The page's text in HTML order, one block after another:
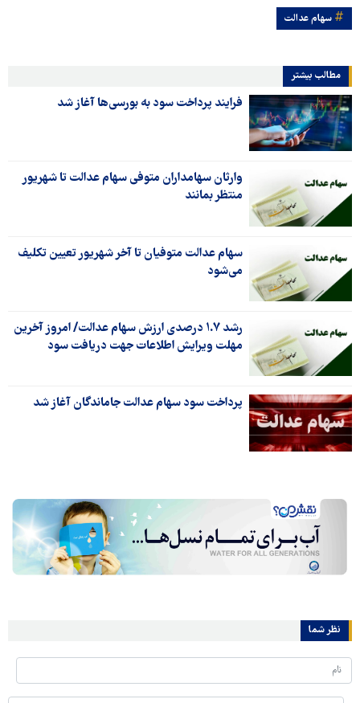
سهام عدالت
مطالب بیشتر
فرایند پرداخت سود به بورسی‌ها آغاز شد
وارثان سهامداران متوفی سهام عدالت تا شهریور
منتظر بمانند
سهام عدالت متوفیان تا آخر شهریور تعیین تکلیف
می‌شود
رشد ۱.۷ درصدی ارزش سهام عدالت/ امروز آخرین
مهلت ویرایش اطلاعات جهت دریافت سود
پرداخت سود سهام عدالت جاماندگان آغاز شد
نظر شما